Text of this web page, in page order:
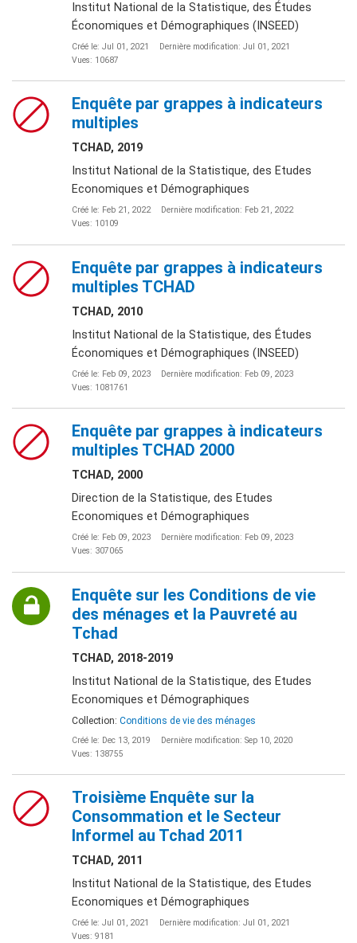
Institut National de la Statistique, des Études
Économiques et Démographiques (INSEED)
Créé le: Jul 01, 2021
Dernière modification: Jul 01, 2021
Vues: 10687
Enquête par grappes à indicateurs
multiples
TCHAD, 2019
Institut National de la Statistique, des Etudes
Economiques et Démographiques
Créé le: Feb 21, 2022
Dernière modification: Feb 21, 2022
Vues: 10109
Enquête par grappes à indicateurs
multiples TCHAD
TCHAD, 2010
Institut National de la Statistique, des Études
Économiques et Démographiques (INSEED)
Créé le: Feb 09, 2023
Dernière modification: Feb 09, 2023
Vues: 1081761
Enquête par grappes à indicateurs
multiples TCHAD 2000
TCHAD, 2000
Direction de la Statistique, des Etudes
Economiques et Démographiques
Créé le: Feb 09, 2023
Dernière modification: Feb 09, 2023
Vues: 307065
Enquête sur les Conditions de vie
des ménages et la Pauvreté au
Tchad
TCHAD, 2018-2019
Institut National de la Statistique, des Etudes
Economiques et Démographiques
Collection: Conditions de vie des ménages
Créé le: Dec 13, 2019
Dernière modification: Sep 10, 2020
Vues: 138755
Troisième Enquête sur la
Consommation et le Secteur
Informel au Tchad 2011
TCHAD, 2011
Institut National de la Statistique, des Etudes
Economiques et Démographiques
Créé le: Jul 01, 2021
Dernière modification: Jul 01, 2021
Vues: 9181